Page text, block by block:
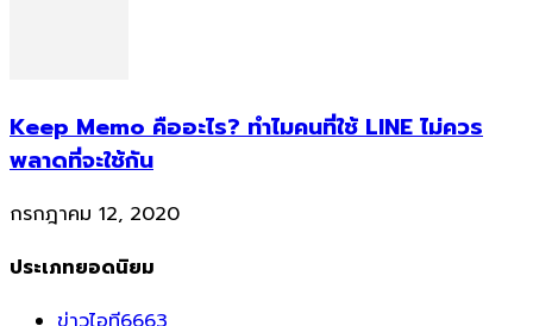
Keep Memo คืออะไร? ทำไมคนที่ใช้ LINE ไม่ควร
พลาดที่จะใช้กัน
กรกฎาคม 12, 2020
ประเภทยอดนิยม